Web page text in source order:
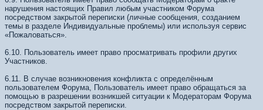
нарушения настоящих Правил любым участником Форума
посредством закрытой переписки (личные сообщения, созданием
темы в разделе Индивидуальные проблемы) или используя сервис
«Пожаловаться».
6.10. Пользователь имеет право просматривать профили других
Участников.
6.11. В случае возникновения конфликта с определённым
пользователем Форума, Пользователь имеет право обращаться за
помощью в разрешении возникшей ситуации к Модераторам Форума
посредством закрытой переписки.